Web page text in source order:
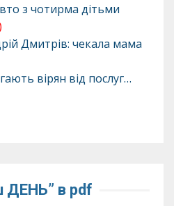
з чотирма дітьми
Дмитрів: чекала мама
вірян від послуг…
ДЕНЬ” в pdf